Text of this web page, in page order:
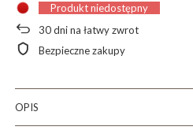
Produkt niedostępny
30dni na łatwy zwrot
Bezpieczne zakupy
OPIS